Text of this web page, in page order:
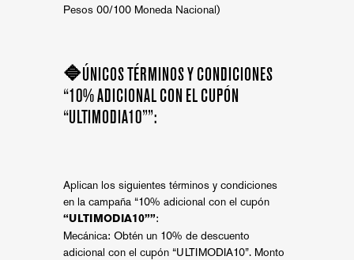
Pesos 00/100 Moneda Nacional)
🔷ÚNICOS TÉRMINOS Y CONDICIONES
“10% ADICIONAL CON EL CUPÓN
“ULTIMODIA10””:
Aplican los siguientes términos y condiciones
en la campaña “10% adicional con el cupón
“ULTIMODIA10””:
Mecánica: Obtén un 10% de descuento
adicional con el cupón “ULTIMODIA10”. Monto